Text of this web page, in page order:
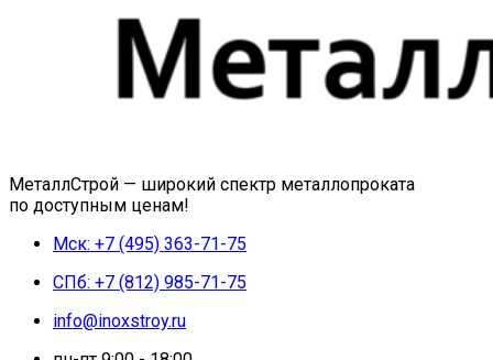
МеталлСтрой — широкий спектр металлопроката
по доступным ценам!
Мск: +7 (495) 363-71-75
СПб: +7 (812) 985-71-75
info@inoxstroy.ru